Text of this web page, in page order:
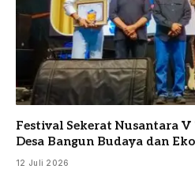
Festival Sekerat Nusantara
Desa Bangun Budaya dan
12 Juli 2026